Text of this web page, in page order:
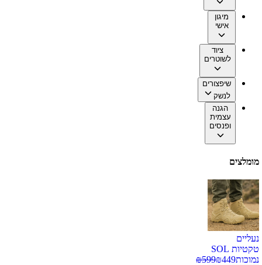
מיגון
אישי
ציוד
לשוטרים
שיפצורים
לנשק
הגנה
עצמית
ופנסים
מומלצים
נעליים
טקטיות SOL
נמוכות
₪449
₪599